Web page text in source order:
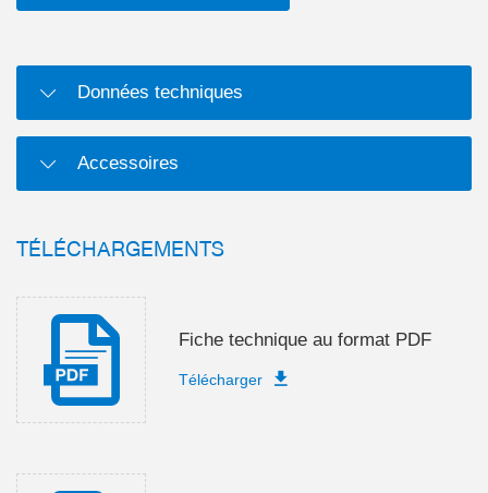
Données techniques
Accessoires
TÉLÉCHARGEMENTS
Fiche technique au format PDF
Télécharger